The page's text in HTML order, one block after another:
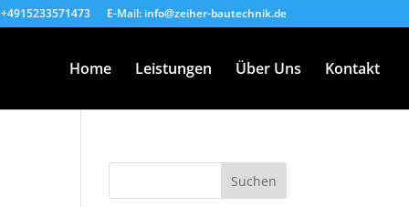
E-Mail: info@zeiher-bautechnik.de
Home Leistungen Über Uns Kontakt